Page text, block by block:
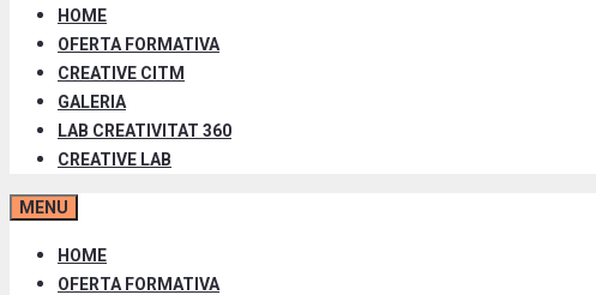
HOME
OFERTA FORMATIVA
CREATIVE CITM
GALERIA
LAB CREATIVITAT 360
CREATIVE LAB
MENU
HOME
OFERTA FORMATIVA